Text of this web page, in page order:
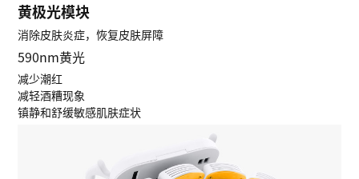
黄极光模块
消除皮肤炎症，恢复皮肤屏障
590nm黄光
减少潮红
减轻酒糟现象
镇静和舒缓敏感肌肤症状